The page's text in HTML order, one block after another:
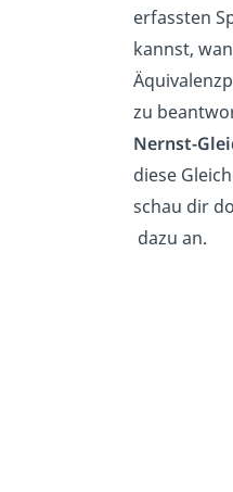
erfassten
kannst,
zu
Nernst-
diese
schau dir
dazu an.